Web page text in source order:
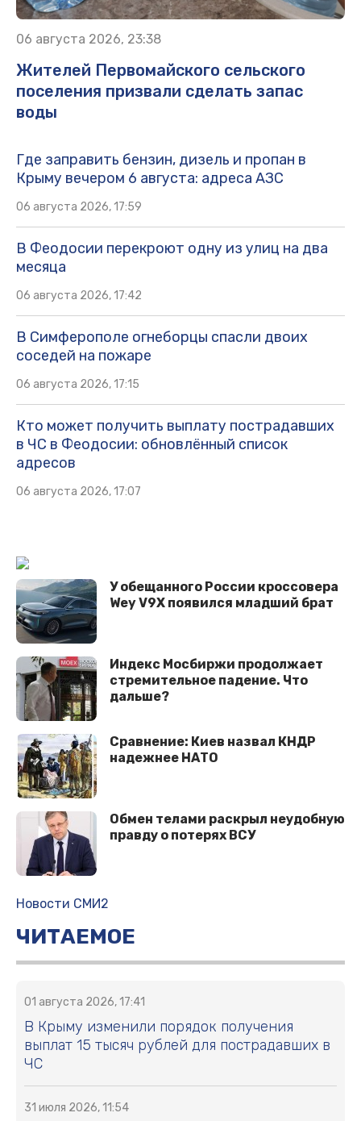
06 августа 2026, 23:38
Жителей Первомайского сельского
поселения призвали сделать запас
воды
Где заправить бензин, дизель и пропан в
Крыму вечером 6 августа: адреса АЗС
06 августа 2026, 17:59
В Феодосии перекроют одну из улиц на два
месяца
06 августа 2026, 17:42
В Симферополе огнеборцы спасли двоих
соседей на пожаре
06 августа 2026, 17:15
Кто может получить выплату пострадавших
в ЧС в Феодосии: обновлённый список
адресов
06 августа 2026, 17:07
У обещанного России кроссовера
Wey V9X появился младший брат
Индекс Мосбиржи продолжает
стремительное падение. Что
дальше?
Сравнение: Киев назвал КНДР
надежнее НАТО
Обмен телами раскрыл неудобную
правду о потерях ВСУ
Новости СМИ2
ЧИТАЕМОЕ
01 августа 2026, 17:41
В Крыму изменили порядок получения
выплат 15 тысяч рублей для пострадавших в
ЧС
31 июля 2026, 11:54